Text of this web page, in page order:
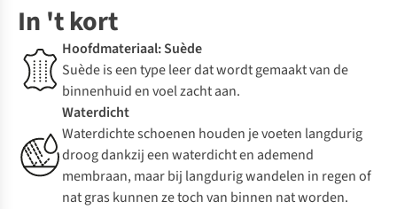
In 't kort
Hoofdmateriaal: Suède
Suède is een type leer dat wordt gemaakt van de
binnenhuid en voel zacht aan.
Waterdicht
Waterdichte schoenen houden je voeten langdurig
droog dankzij een waterdicht en ademend
membraan, maar bij langdurig wandelen in regen of
nat gras kunnen ze toch van binnen nat worden.